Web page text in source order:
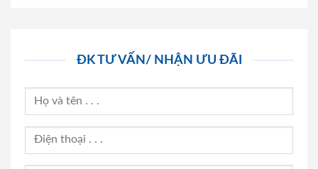
ĐK TƯ VẤN/ NHẬN ƯU ĐÃI